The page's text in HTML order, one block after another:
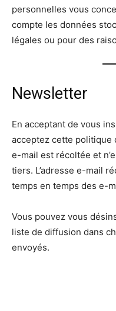
personnelles vous
compte les données
légales ou pour des
Newsletter
En acceptant de vous
acceptez cette politique
e-mail est récoltée et
tiers. L’adresse e-mail
temps en temps des e-
Vous pouvez vous
liste de diffusion dans
envoyés.